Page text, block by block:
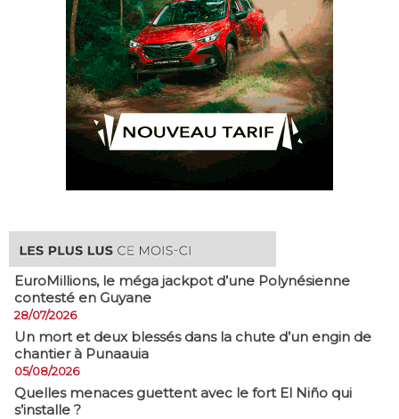
EuroMillions, ​le méga jackpot d’une Polynésienne
contesté en Guyane
28/07/2026
​Un mort et deux blessés dans la chute d’un engin de
chantier à Punaauia
05/08/2026
Quelles menaces guettent avec le fort El Niño qui
s’installe ?